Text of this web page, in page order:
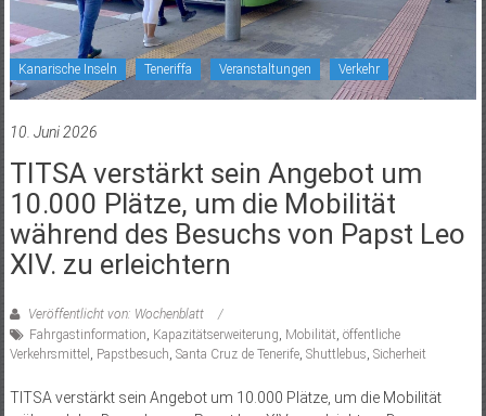
Kanarische Inseln Teneriffa Veranstaltungen Verkehr
10. Juni 2026
TITSA verstärkt sein Angebot um
10.000 Plätze, um die Mobilität
während des Besuchs von Papst Leo
XIV. zu erleichtern
Veröffentlicht von: Wochenblatt
Fahrgastinformation, Kapazitätserweiterung, Mobilität, öffentliche
Verkehrsmittel , Papstbesuch, Santa Cruz de Tenerife, Shuttlebus, Sicherheit
TITSA verstärkt sein Angebot um 10.000 Plätze, um die Mobilität